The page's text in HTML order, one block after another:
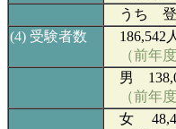
うち 登
(4) 受験者数 186,542
（前年
男
（前年
女